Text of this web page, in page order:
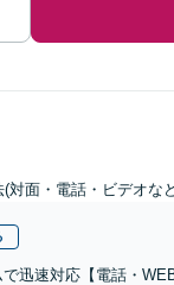
(対面・電話・ビデオな
で迅速対応【電話・